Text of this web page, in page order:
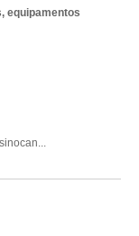
equipamentos
sinocan...